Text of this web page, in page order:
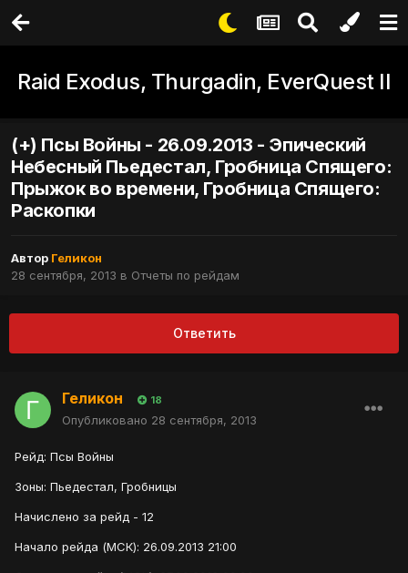
Raid Exodus, Thurgadin, EverQuest II
(+) Псы Войны - 26.09.2013 - Эпический
Небесный Пьедестал, Гробница Спящего:
Прыжок во времени, Гробница Спящего:
Раскопки
Автор Геликон
28 сентября, 2013 в Отчеты по рейдам
Ответить
Геликон 18
Опубликовано 28 сентября, 2013
Рейд: Псы Войны
Зоны: Пьедестал, Гробницы
Начислено за рейд - 12
Начало рейда (МСК): 26.09.2013 21:00